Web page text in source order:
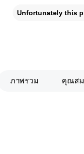
Unfortunately this
ภาพรวม คุณส